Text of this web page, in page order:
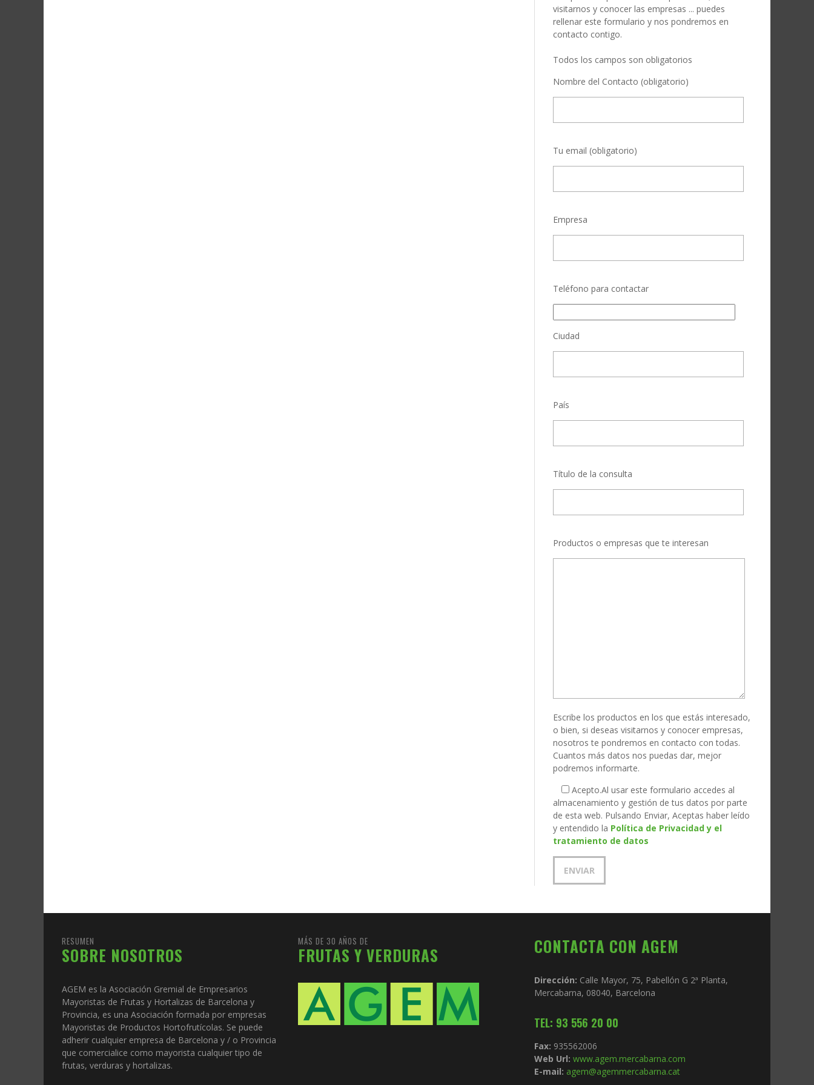
visitarnos y conocer las empresas ... puedes
rellenar este formulario y nos pondremos en
contacto contigo.
Todos los campos son obligatorios
Nombre del Contacto (obligatorio)
Tu email (obligatorio)
Empresa
Teléfono para contactar
Ciudad
País
Título de la consulta
Productos o empresas que te interesan
Escribe los productos en los que estás interesado,
o bien, si deseas visitarnos y conocer empresas,
nosotros te pondremos en contacto con todas.
Cuantos más datos nos puedas dar, mejor
podremos informarte.
Acepto.Al usar este formulario accedes al
almacenamiento y gestión de tus datos por parte
de esta web. Pulsando Enviar, Aceptas haber leído
y entendido la Política de Privacidad y el
tratamiento de datos
RESUMEN
SOBRE NOSOTROS
AGEM es la Asociación Gremial de Empresarios
Mayoristas de Frutas y Hortalizas de Barcelona y
Provincia, es una Asociación formada por empresas
Mayoristas de Productos Hortofrutícolas. Se puede
adherir cualquier empresa de Barcelona y / o Provincia
que comercialice como mayorista cualquier tipo de
frutas, verduras y hortalizas.
MÁS DE 30 AÑOS DE
FRUTAS Y VERDURAS CONTACTA CON AGEM
Dirección: Calle Mayor, 75, Pabellón G 2ª Planta,
Mercabarna, 08040, Barcelona
TEL: 93 556 20 00
Fax: 935562006
Web Url: www.agem.mercabarna.com
E-mail: agem@agemmercabarna.cat